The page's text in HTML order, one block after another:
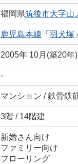
福岡県筑後市大字山
鹿児島本線 「 羽犬塚
2005年 10月(築20年)
-
マンション / 鉄骨鉄
3階 / 14階建
新婚さん向け
ファミリー向け
フローリング